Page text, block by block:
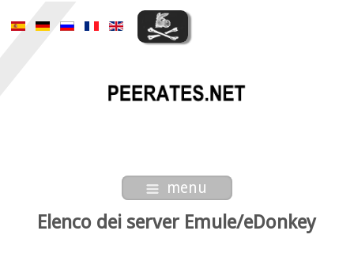
menu
Elenco dei server Emule/eDonkey